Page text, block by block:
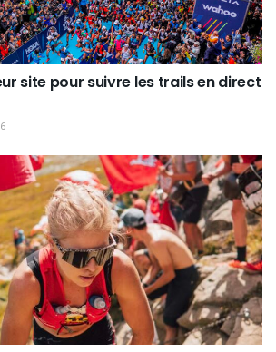
site pour suivre les trails en direct